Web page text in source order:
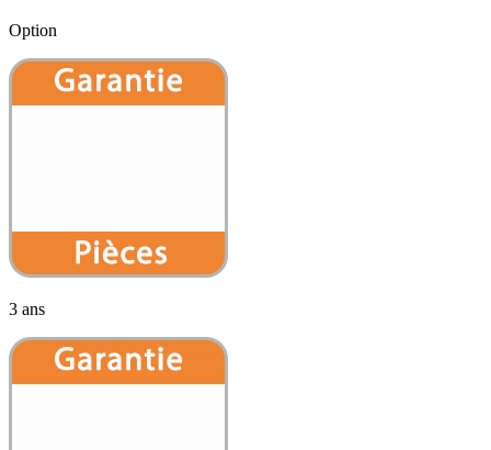
Option
3 ans